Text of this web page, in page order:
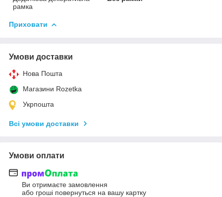
рамка
Приховати
Умови доставки
Нова Пошта
Магазини Rozetka
Укрпошта
Всі умови доставки
Умови оплати
Ви отримаєте замовлення
або гроші повернуться на вашу картку